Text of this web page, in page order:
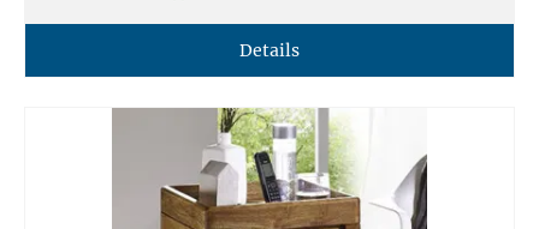
Details